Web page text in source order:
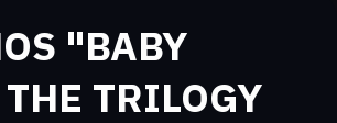
"BABY
TRILOGY